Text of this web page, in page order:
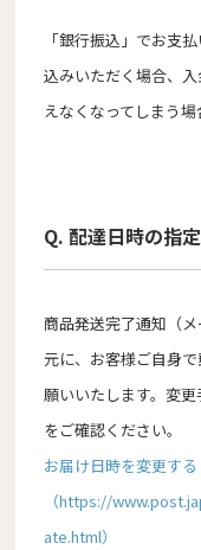
「銀行振込」でお支
込みいただく場合、
えなくなってしまう場
Q. 配達日時の指
商品発送完了通知（
元に、お客様ご自身
願いいたします。変
をご確認ください。
お届け日時を変更する
（https://
ate.html）